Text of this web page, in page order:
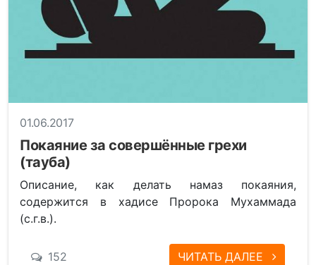
01.06.2017
Покаяние за совершённые грехи
(тауба)
Описание, как делать намаз покаяния,
содержится в хадисе Пророка Мухаммада
(с.г.в.).
152 ЧИТАТЬ ДАЛЕЕ